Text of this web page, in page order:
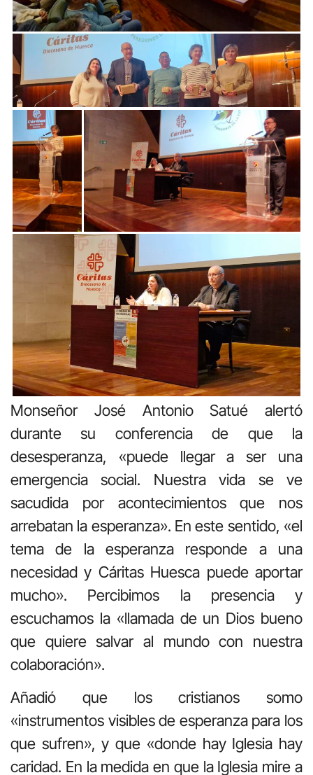
Monseñor José Antonio Satué alertó
durante su conferencia de que la
desesperanza, «puede llegar a ser una
emergencia social. Nuestra vida se ve
sacudida por acontecimientos que nos
arrebatan la esperanza». En este sentido, «el
tema de la esperanza responde a una
necesidad y Cáritas Huesca puede aportar
mucho». Percibimos la presencia y
escuchamos la «llamada de un Dios bueno
que quiere salvar al mundo con nuestra
colaboración».
Añadió que los cristianos somo
«instrumentos visibles de esperanza para los
que sufren», y que «donde hay Iglesia hay
caridad. En la medida en que la Iglesia mire a